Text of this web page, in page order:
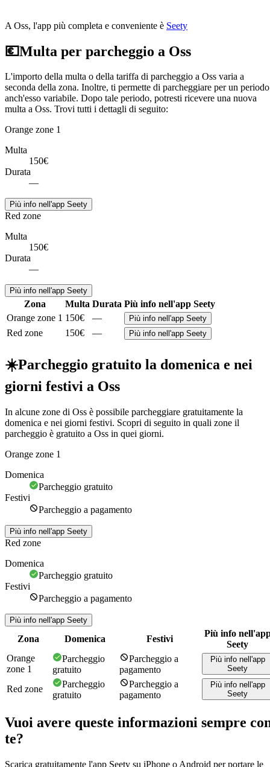
A Oss, l'app più completa e conveniente è Seety
💶Multa per parcheggio a Oss
L'importo della multa o della tariffa di parcheggio a Oss varia a
seconda della zona. Inoltre, ti permette di parcheggiare per un periodo
anch'esso variabile. Dopo tale periodo, potresti ricevere una nuova
multa a Oss. Trovi tutti i dettagli di seguito:
Orange zone 1
Multa
150€
Durata
—
Più info nell'app Seety
Red zone
Multa
150€
Durata
—
Più info nell'app Seety
Zona Multa Durata Più info nell'app Seety
Orange zone 1 150€ — Più info nell'app Seety
Red zone 150€ — Più info nell'app Seety
☀️Parcheggio gratuito la domenica e nei
giorni festivi a Oss
In alcune zone di Oss è possibile parcheggiare gratuitamente la
domenica e nei giorni festivi. Scopri di seguito in quali zone il
parcheggio è gratuito a Oss in quei giorni.
Orange zone 1
Domenica
Parcheggio gratuito
Festivi
Parcheggio a pagamento
Più info nell'app Seety
Red zone
Domenica
Parcheggio gratuito
Festivi
Parcheggio a pagamento
Più info nell'app Seety
Zona Domenica Festivi
Più info
Seety
Orange
zone 1
Parcheggio
gratuito
Parcheggio a
pagamento
Più info nell'app
Seety
Red zone
Parcheggio
gratuito
Parcheggio a
pagamento
Più info nell'app
Seety
Vuoi avere queste informazioni sempre
te?
Scarica gratuitamente l'app Seety su iPhone o Android per portare le